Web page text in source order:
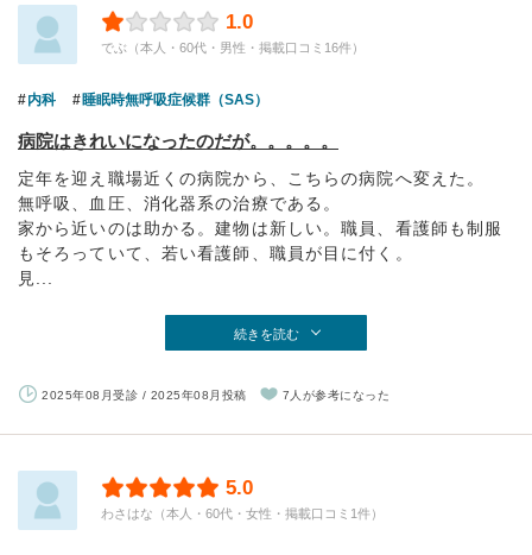
1.0
でぶ（本人・60代・男性・掲載口コミ16件）
内科 睡眠時無呼吸症候群（SAS）
病院はきれいになったのだが。。。。。
定年を迎え職場近くの病院から、こちらの病院へ変えた。
無呼吸、血圧、消化器系の治療である。
家から近いのは助かる。建物は新しい。職員、看護師も制服
もそろっていて、若い看護師、職員が目に付く。
見...
続きを読む
2025年08月受診 / 2025年08月投稿 7人が参考になった
5.0
わさはな（本人・60代・女性・掲載口コミ1件）